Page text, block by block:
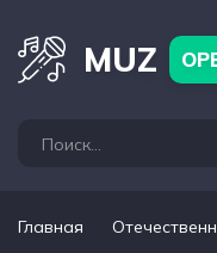
MUZ
Главная
артисты